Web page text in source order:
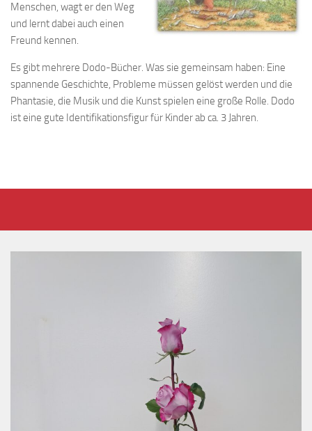
Menschen, wagt er den Weg
und lernt dabei auch einen
Freund kennen.
Es gibt mehrere Dodo-Bücher. Was sie gemeinsam haben: Eine
spannende Geschichte, Probleme müssen gelöst werden und die
Phantasie, die Musik und die Kunst spielen eine große Rolle. Dodo
ist eine gute Identifikationsfigur für Kinder ab ca. 3 Jahren.